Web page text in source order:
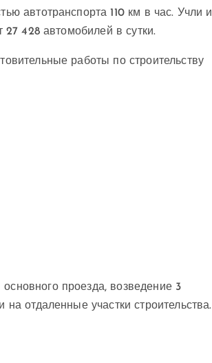
автотранспорта 110 км в час. Учли и
27 428 автомобилей в сутки.
работы по строительству
проезда, возведение 3
отдаленные участки строительства.